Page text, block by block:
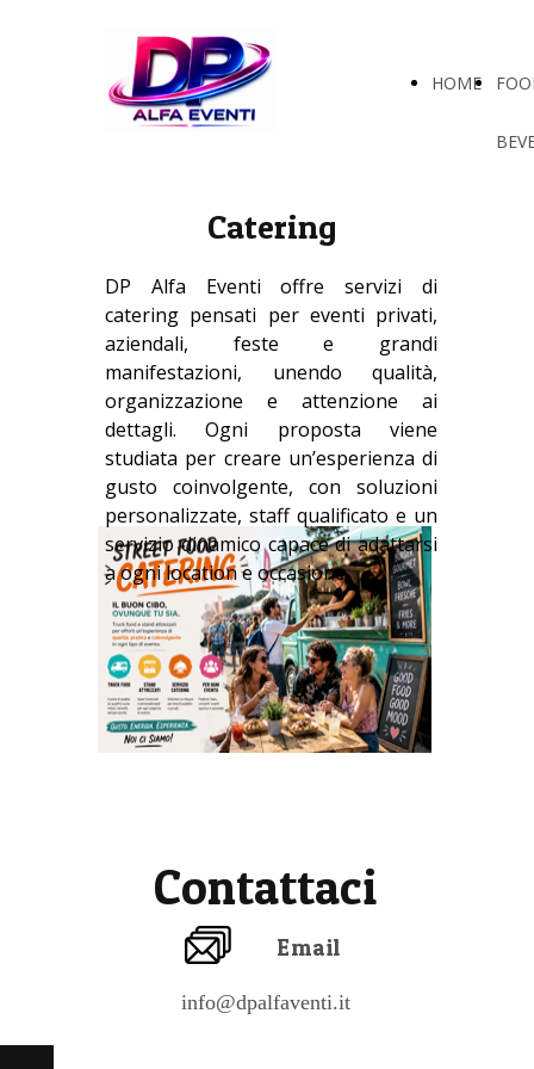
HOME
Catering
DP Alfa Eventi offre servizi di
catering pensati per eventi privati,
aziendali, feste e grandi
manifestazioni, unendo qualità,
organizzazione e attenzione ai
dettagli. Ogni proposta viene
studiata per creare un’esperienza di
gusto coinvolgente, con soluzioni
personalizzate, staff qualificato e un
servizio dinamico capace di adattarsi
a ogni location e occasione.
Contattaci
Email
info@dpalfaventi.it